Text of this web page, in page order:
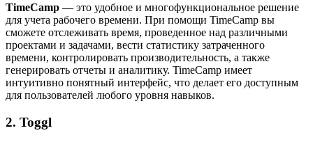
TimeCamp — это удобное и многофункциональное решение
для учета рабочего времени. При помощи TimeCamp вы
сможете отслеживать время, проведенное над различными
проектами и задачами, вести статистику затраченного
времени, контролировать производительность, а также
генерировать отчеты и аналитику. TimeCamp имеет
интуитивно понятный интерфейс, что делает его доступным
для пользователей любого уровня навыков.
2. Toggl